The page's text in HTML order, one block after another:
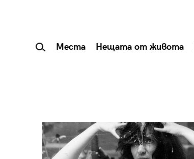
Места Нещата от живота